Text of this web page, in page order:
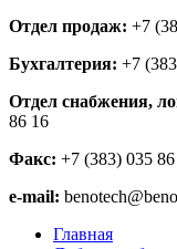
Отдел продаж: +7
Бухгалтерия: +7
Отдел снабжения,
86 16
Факс: +7 (383) 035
e-mail:
Главная